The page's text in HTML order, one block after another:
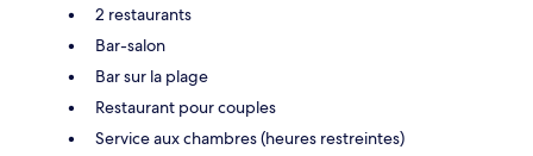
2 restaurants
Bar-salon
Bar sur la plage
Restaurant pour couples
Service aux chambres (heures restreintes)